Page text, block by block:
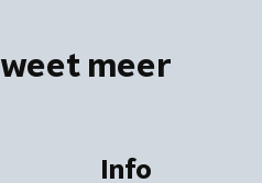
weet meer
Info